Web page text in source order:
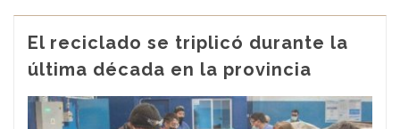
El reciclado se triplicó durante la
última década en la provincia